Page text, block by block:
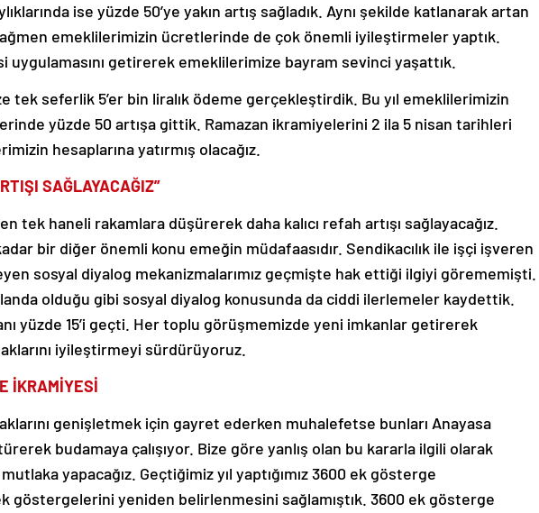
ise yüzde 50’ye yakın artış sağladık. Aynı şekilde katlanarak artan
emeklilerimizin ücretlerinde de çok önemli iyileştirmeler yaptık.
uygulamasını getirerek emeklilerimize bayram sevinci yaşattık.
tek seferlik 5’er bin liralık ödeme gerçekleştirdik. Bu yıl emeklilerimizin
yüzde 50 artışa gittik. Ramazan ikramiyelerini 2 ila 5 nisan tarihleri
hesaplarına yatırmış olacağız.
SAĞLAYACAĞIZ”
tek haneli rakamlara düşürerek daha kalıcı refah artışı sağlayacağız.
bir diğer önemli konu emeğin müdafaasıdır. Sendikacılık ile işçi işveren
sosyal diyalog mekanizmalarımız geçmişte hak ettiği ilgiyi görememişti.
olduğu gibi sosyal diyalog konusunda da ciddi ilerlemeler kaydettik.
yüzde 15’i geçti. Her toplu görüşmemizde yeni imkanlar getirerek
iyileştirmeyi sürdürüyoruz.
İKRAMİYESİ
genişletmek için gayret ederken muhalefetse bunları Anayasa
budamaya çalışıyor. Bize göre yanlış olan bu kararla ilgili olarak
yapacağız. Geçtiğimiz yıl yaptığımız 3600 ek gösterge
göstergelerini yeniden belirlenmesini sağlamıştık. 3600 ek gösterge